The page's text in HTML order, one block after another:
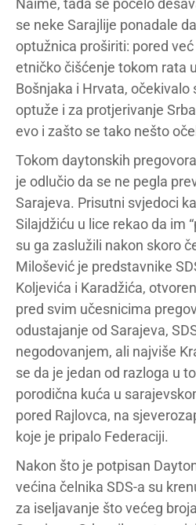
Naime, tada se počelo
se neke Sarajlije ponadale
optužnica proširiti: pored
etničko čišćenje tokom rata
Bošnjaka i Hrvata, očekivalo
optuže i za protjerivanje
evo i zašto se tako nešto
Tokom daytonskih
je odlučio da se ne pegla
Sarajeva. Prisutni svjedoci
Silajdžiću u lice rekao da im
su ga zaslužili nakon skoro
Milošević je predstavnike
Koljevića i Karadžića,
pred svim učesnicima
odustajanje od Sarajeva,
negodovanjem, ali najviše
se da je jedan od razloga u
porodična kuća u
pored Rajlovca, na
koje je pripalo Federaciji.
Nakon što je potpisan
većina čelnika SDS-a su
za iseljavanje što većeg